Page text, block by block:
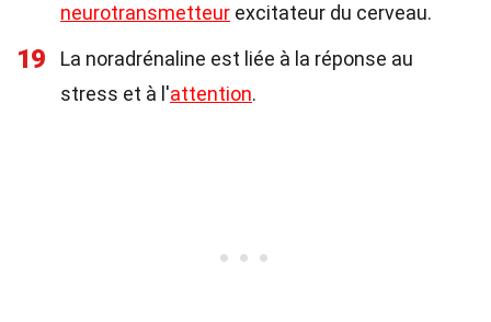
neurotransmetteur excitateur du cerveau.
19
La noradrénaline est liée à la réponse au
stress et à l'attention.